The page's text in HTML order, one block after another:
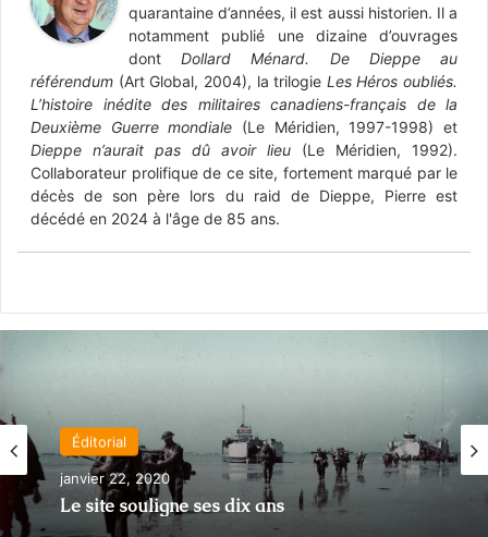
quarantaine d’années, il est aussi historien. Il a
notamment publié une dizaine d’ouvrages
dontDollard Ménard. De Dieppe au
référendum (Art Global, 2004), la trilogie Les Héros oubliés.
L’histoire inédite des militaires canadiens-français de la
Deuxième Guerre mondiale (Le Méridien, 1997-1998) et
Dieppe n’aurait pas dû avoir lieu (Le Méridien, 1992).
Collaborateur prolifique de ce site, fortement marqué par le
décès de son père lors du raid de Dieppe, Pierre est
décédé en 2024 à l'âge de 85 ans.
Éditorial
janvier 22, 2020
Crimes de guerre
janvier 26, 2015
70e anniversaire de la libération